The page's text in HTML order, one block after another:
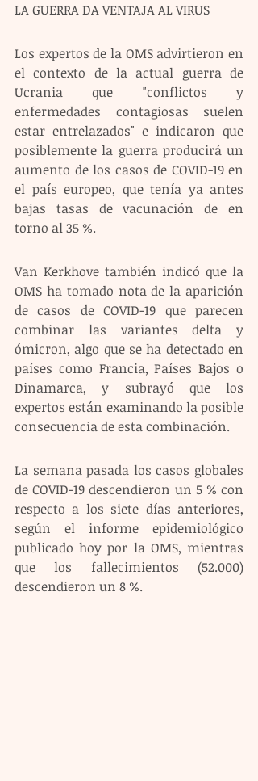
LA GUERRA DA VENTAJA AL VIRUS
Los expertos de la OMS advirtieron en
el contexto de la actual guerra de
Ucrania que "conflictos y
enfermedades contagiosas suelen
estar entrelazados" e indicaron que
posiblemente la guerra producirá un
aumento de los casos de COVID-19 en
el país europeo, que tenía ya antes
bajas tasas de vacunación de en
torno al 35 %.
Van Kerkhove también indicó que la
OMS ha tomado nota de la aparición
de casos de COVID-19 que parecen
combinar las variantes delta y
ómicron, algo que se ha detectado en
países como Francia, Países Bajos o
Dinamarca, y subrayó que los
expertos están examinando la posible
consecuencia de esta combinación.
La semana pasada los casos globales
de COVID-19 descendieron un 5 % con
respecto a los siete días anteriores,
según el informe epidemiológico
publicado hoy por la OMS, mientras
que los fallecimientos (52.000)
descendieron un 8 %.